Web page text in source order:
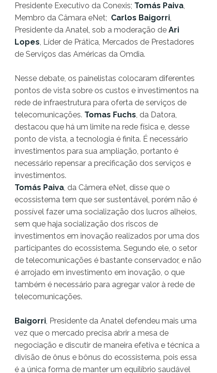
Presidente Executivo da Conexis; Tomás Paiva
Membro da Câmara eNet; Carlos Baigorri
Presidente da Anatel, sob a moderação de Ari
Lopes , Líder de Prática, Mercados de Prestadores
de Serviços das Américas da Omdia.
Nesse debate, os painelistas colocaram diferentes
pontos de vista sobre os custos e investimentos na
rede de infraestrutura para oferta de serviços de
telecomunicações. Tomas Fuchs , da Datora,
destacou que há um limite na rede física e, desse
ponto de vista, a tecnologia é finita. É necessário
investimentos para sua ampliação, portanto é
necessário repensar a precificação dos serviços e
investimentos.
Tomás Paiva , da Câmera eNet, disse que o
ecossistema tem que ser sustentável, porém não é
possível fazer uma socialização dos lucros alheios,
sem que haja socialização dos riscos de
investimentos em inovação realizados por uma dos
participantes do ecossistema. Segundo ele, o setor
de telecomunicações é bastante conservador, e não
é arrojado em investimento em inovação, o que
também é necessário para agregar valor à rede de
telecomunicações.
Baigorri , Presidente da Anatel defendeu mais uma
vez que o mercado precisa abrir a mesa de
negociação e discutir de maneira efetiva e técnica a
divisão de ônus e bônus do ecossistema, pois essa
é a única forma de manter um equilíbrio saudável